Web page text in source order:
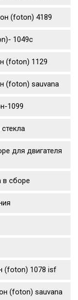
(foton) 4189
1049с
(foton) 1129
(foton) sauvana
1099
для двигателя
в сборе
(foton) 1078 isf
(foton) sauvana